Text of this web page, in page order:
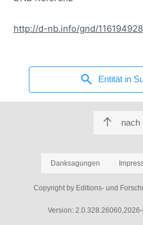
http://d-nb.info/gnd/116194928
search Entität in
nach
Danksagungen
Copyright by Editions- und
Version: